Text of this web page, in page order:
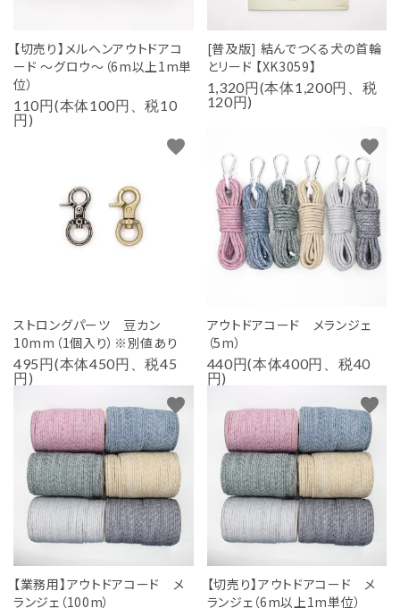
【切売り】メルヘンアウトドアコ
ード ～グロウ～（6m以上1m単
位）
110円(本体100円、税10
円)
[普及版] 結んでつくる犬の首輪
とリード 【XK3059】
1,320円(本体1,200円、税
120円)
ストロングパーツ 豆カン
10mm（1個入り）※別値あり
495円(本体450円、税45
円)
favorite
アウトドアコード メランジェ
（5m）
440円(本体400円、税40
円)
favorite
【業務用】アウトドアコード メ
ランジェ（100m）
favorite
【切売り】アウトドアコード メ
ランジェ（6m以上1m単位）
favorite